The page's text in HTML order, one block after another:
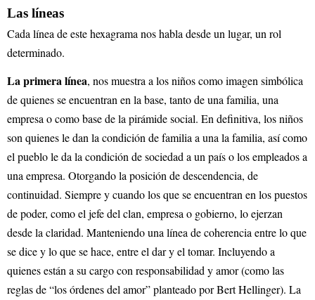
Las líneas
Cada línea de este hexagrama nos habla desde un lugar, un rol
determinado.
La primera línea, nos muestra a los niños como imagen simbólica
de quienes se encuentran en la base, tanto de una familia, una
empresa o como base de la pirámide social. En definitiva, los niños
son quienes le dan la condición de familia a una la familia, así como
el pueblo le da la condición de sociedad a un país o los empleados a
una empresa. Otorgando la posición de descendencia, de
continuidad. Siempre y cuando los que se encuentran en los puestos
de poder, como el jefe del clan, empresa o gobierno, lo ejerzan
desde la claridad. Manteniendo una línea de coherencia entre lo que
se dice y lo que se hace, entre el dar y el tomar. Incluyendo a
quienes están a su cargo con responsabilidad y amor (como las
reglas de “los órdenes del amor” planteado por Bert Hellinger). La